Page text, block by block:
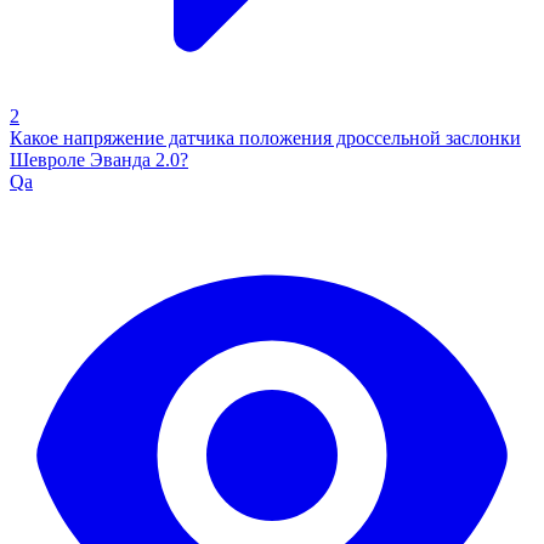
2
Какое напряжение датчика положения дроссельной заслонки
Шевроле Эванда 2.0?
Qa